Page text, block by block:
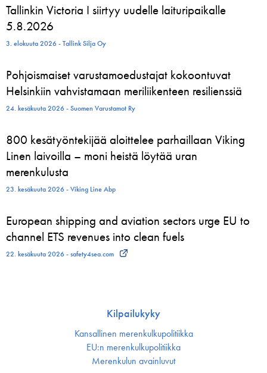
Tallinkin Victoria I siirtyy uudelle laituripaikalle
5.8.2026
3. elokuuta 2026 - Tallink Silja Oy
Pohjoismaiset varustamoedustajat kokoontuvat
Helsinkiin vahvistamaan meriliikenteen resilienssiä
24. kesäkuuta 2026 - Suomen Varustamot Ry
800 kesätyöntekijää aloittelee parhaillaan Viking
Linen laivoilla – moni heistä löytää uran
merenkulusta
23. kesäkuuta 2026 - Viking Line Abp
European shipping and aviation sectors urge EU to
channel ETS revenues into clean fuels
22. kesäkuuta 2026 - safety4sea.com
Kilpailukyky
Kansallinen merenkulku­politiikka
EU:n merenkulku­politiikka
Merenkulun avainluvut